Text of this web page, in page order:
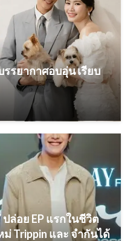
รรยากาศอบอุ่น เรียบ
ล่อย EP แรกในชีวิต
ม่ Trippin และ จำกันได้